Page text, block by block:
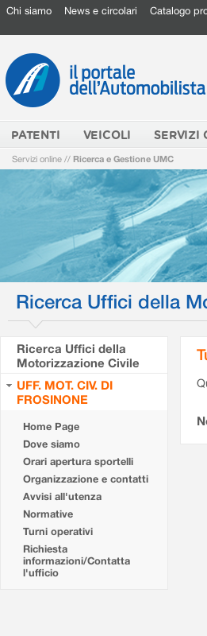
Chi siamo News e circolari Catalogo
PATENTI VEICOLI SERVIZI
Servizi online // Ricerca e Gestione UMC
Ricerca Uffici della
Ricerca Uffici della
Motorizzazione Civile
UFF. MOT. CIV. DI
FROSINONE
Home Page
Dove siamo
Orari apertura sportelli
Organizzazione e contatti
Avvisi all'utenza
Normative
Turni operativi
Richiesta
informazioni/Contatta
l'ufficio